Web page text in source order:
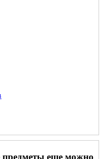
предметы еще можно